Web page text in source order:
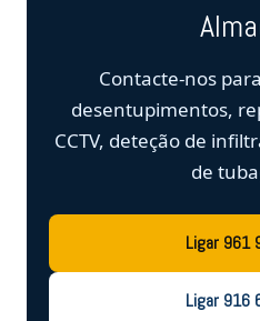
Contacte-nos
desentupimentos,
CCTV, deteção de
de
Ligar 961
Ligar 916